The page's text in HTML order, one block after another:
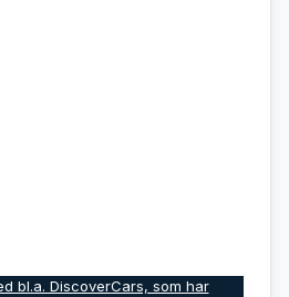
bl.a. DiscoverCars, som har